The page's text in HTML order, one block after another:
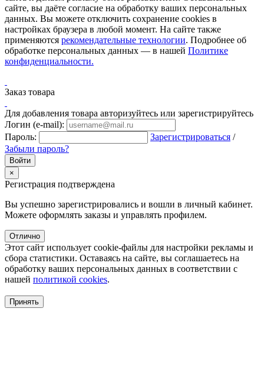
сайте, вы даёте согласие на обработку ваших персональных
данных. Вы можете отключить сохранение cookies в
настройках браузера в любой момент. На сайте также
применяются рекомендательные технологии. Подробнее об
обработке персональных данных — в нашей Политике
конфиденциальности.
Заказ товара
Для добавления товара авторизуйтесь или зарегистрируйтесь
Логин (e-mail):
Пароль:
Зарегистрироваться /
Забыли пароль?
×
Регистрация подтверждена
Вы успешно зарегистрировались и вошли в личный кабинет.
Можете оформлять заказы и управлять профилем.
Отлично
Этот сайт использует cookie-файлы для настройки рекламы и
сбора статистики. Оставаясь на сайте, вы соглашаетесь на
обработку ваших персональных данных в соответствии с
нашей политикой cookies.
Принять